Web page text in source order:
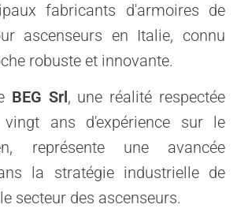
fabricants d'armoires de
ascenseurs en Italie, connu
robuste et innovante.
BEG Srl, une réalité respectée
ans d'expérience sur le
représente une avancée
la stratégie industrielle de
secteur des ascenseurs.